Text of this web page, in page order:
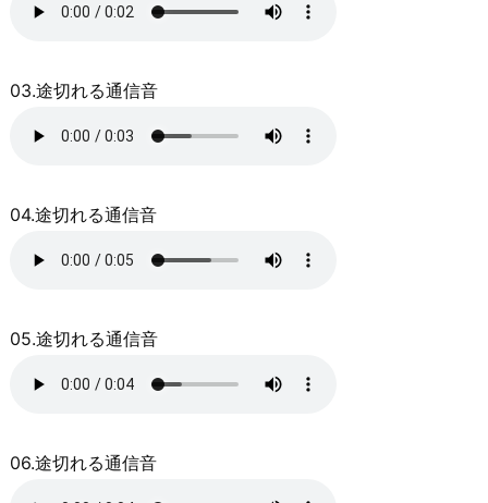
03.途切れる通信音
04.途切れる通信音
05.途切れる通信音
06.途切れる通信音